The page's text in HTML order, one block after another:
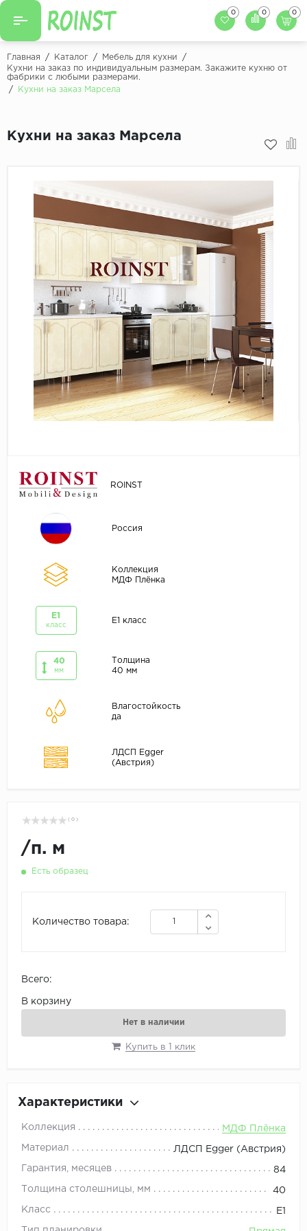
Назад
Кухни на заказ
Кухонный фартук
Декоры ЛДСП для мебели
Декоры обоев под мебель
0 0 0
Главная / Каталог / Мебель для кухни
/
Кухни на заказ по индивидуальным размерам. Закажите кухню от
фабрики с любыми размерами.
/
Кухни на заказ Марсела
Кухни на заказ Марсела
ROINST
Россия
Коллекция
МДФ Плёнка
E1
класс
E1 класс
40
мм
Толщина
40 мм
Влагостойкость
да
ЛДСП Egger
(Австрия)
( 0 )
/п. м
Есть образец
Количество товара:
Всего:
В корзину
Нет в наличии
Купить в 1 клик
Характеристики
Коллекция МДФ Плёнка
Материал ЛДСП Egger (Австрия)
Гарантия, месяцев 84
Толщина столешницы, мм 40
Класс E1